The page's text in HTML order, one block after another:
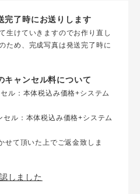
完了時にお送りします
生けていきますのでお作り直し
ため、完成写真は発送完了時に
キャンセル料について
ル：本体税込み価格+システム
ル：本体税込み価格+システム
て頂いた上でご返金致しま
しました